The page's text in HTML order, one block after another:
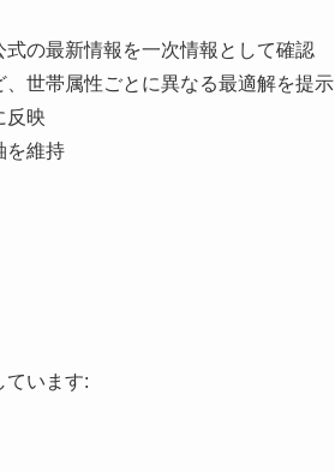
の最新情報を一次情報として確認
世帯属性ごとに異なる最適解を提示
反映
を維持
ています: